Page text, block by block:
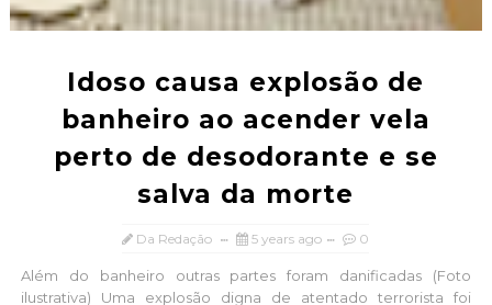
Idoso causa explosão de
banheiro ao acender vela
perto de desodorante e se
salva da morte
Da Redação 5 years ago 0
Além do banheiro outras partes foram danificadas (Foto
ilustrativa) Uma explosão digna de atentado terrorista foi